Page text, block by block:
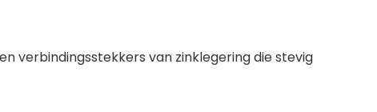
verbindingsstekkers van zinklegering die stevig